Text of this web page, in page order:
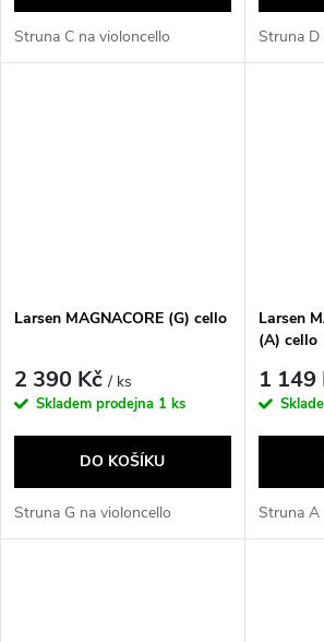
Struna C na violoncello Struna D
Larsen MAGNACORE (G) cello
2 390 Kč/ ks
Skladem prodejna 1 ks
DO KOŠÍKU
Struna G na violoncello
Larsen
(A) cello
1
Struna A